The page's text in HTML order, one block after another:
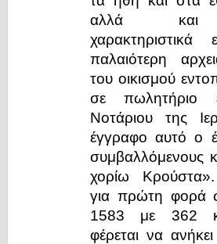
αλλά και
παλαιότερη
του οικισμού
σε πωλητήριο
Νοτάριου της
έγγραφο αυτό ο
συμβαλλόμενους
χορίω
για πρώτη φορά
1583 με 362
φέρεται να